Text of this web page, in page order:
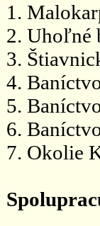
1.
2. Uhoľné
3.
4.
5.
6.
7. Okolie